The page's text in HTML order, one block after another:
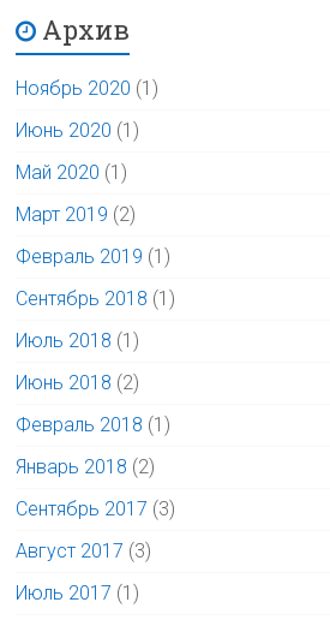
Архив
Ноябрь 2020 (1)
Июнь 2020 (1)
Май 2020 (1)
Март 2019 (2)
Февраль 2019 (1)
Сентябрь 2018 (1)
Июль 2018 (1)
Июнь 2018 (2)
Февраль 2018 (1)
Январь 2018 (2)
Сентябрь 2017 (3)
Август 2017 (3)
Июль 2017 (1)